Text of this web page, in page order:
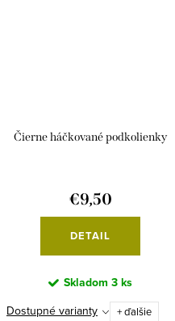
Čierne háčkované podkolienky
€9,50
DETAIL
Skladom 3 ks
Dostupné varianty
+ ďalšie